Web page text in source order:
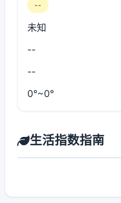
--
未知
--
--
0°~0°
生活指数指南